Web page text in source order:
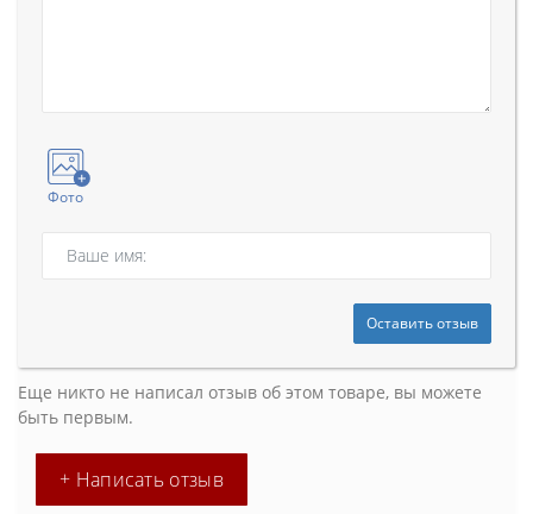
Фото
Оставить отзыв
Еще никто не написал отзыв об этом товаре, вы можете
быть первым.
+ Написать отзыв